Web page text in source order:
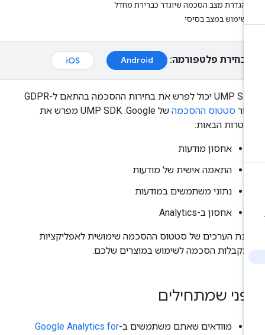
הגדרת מצב הסכמה שיוגדר כברירת מחדל
שימוש במצב בסיסי
בחירת פלטפורמה: Android
iOS
‫UMP SDK יכול לפרש את בחירות ההסכמה בהתאם ל-GDPR
סטטוס ההסכמה
של Google. ‫UMP SDK מפרש את
הבאות:
אחסון מודעות
התאמה אישית של מודעות
נתוני משתמשים במודעות
אחסון ב-Analytics
הערכים של סטטוס ההסכמה שימושית לאפליקציות
הסכמה לשימוש במוצרים שלכם.
שמתחילים
מוודאים שאתם משתמשים ב-Google Analytics for